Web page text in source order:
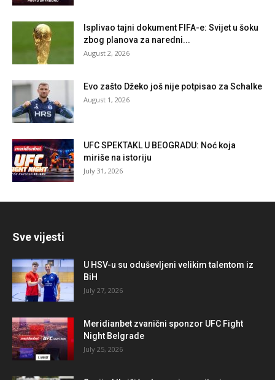
Isplivao tajni dokument FIFA-e: Svijet u šoku
zbog planova za naredni...
August 2, 2026
Evo zašto Džeko još nije potpisao za Schalke
August 1, 2026
UFC SPEKTAKL U BEOGRADU: Noć koja
miriše na istoriju
July 31, 2026
Sve vijesti
U HSV-u su oduševljeni velikim talentom iz
BiH
July 27, 2026
Meridianbet zvanični sponzor UFC Fight
Night Belgrade
July 25, 2026